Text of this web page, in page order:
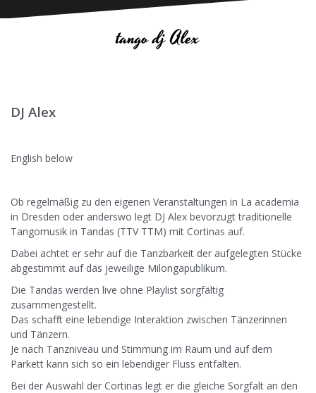
tango dj Alex
DJ Alex
English below
Ob regelmäßig zu den eigenen Veranstaltungen in La academia
in Dresden oder anderswo legt DJ Alex bevorzugt traditionelle
Tangomusik in Tandas (TTV TTM) mit Cortinas auf.
Dabei achtet er sehr auf die Tanzbarkeit der aufgelegten Stücke
abgestimmt auf das jeweilige Milongapublikum.
Die Tandas werden live ohne Playlist sorgfältig
zusammengestellt.
Das schafft eine lebendige Interaktion zwischen Tänzerinnen
und Tänzern.
Je nach Tanzniveau und Stimmung im Raum und auf dem
Parkett kann sich so ein lebendiger Fluss entfalten.
Bei der Auswahl der Cortinas legt er die gleiche Sorgfalt an den